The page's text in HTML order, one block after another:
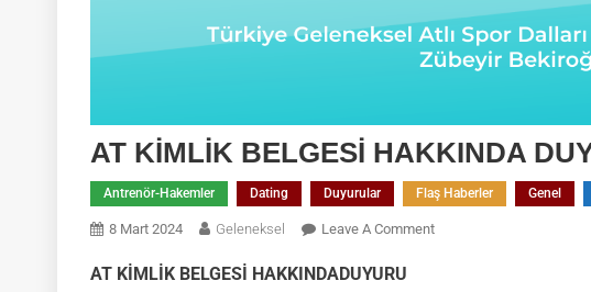
AT KİMLİK BELGESİ HAKKINDA
Antrenör-Hakemler Dating Duyurular Flaş Haberler Genel
8 Mart 2024 Geleneksel Leave A CommentOn
AT KİMLİK BELGESİ HAKKINDADUYURU